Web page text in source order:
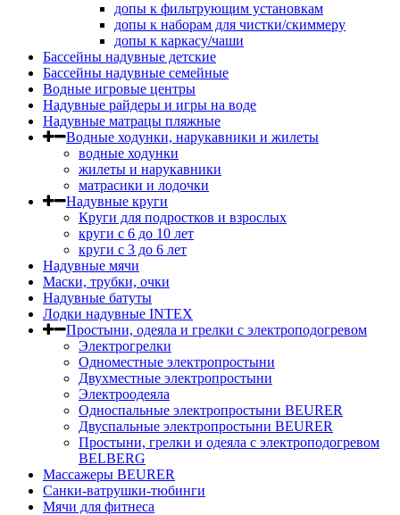
допы к фильтрующим установкам
допы к наборам для чистки/скиммеру
допы к каркасу/чаши
Бассейны надувные детские
Бассейны надувные семейные
Водные игровые центры
Надувные райдеры и игры на воде
Надувные матрацы пляжные
Водные ходунки, нарукавники и жилеты
водные ходунки
жилеты и нарукавники
матрасики и лодочки
Надувные круги
Круги для подростков и взрослых
круги с 6 до 10 лет
круги c 3 до 6 лет
Надувные мячи
Маски, трубки, очки
Надувные батуты
Лодки надувные INTEX
Простыни, одеяла и грелки с электроподогревом
Электрогрелки
Одноместные электропростыни
Двухместные электропростыни
Электроодеяла
Односпальные электропростыни BEURER
Двуспальные электропростыни BEURER
Простыни, грелки и одеяла с электроподогревом
BELBERG
Массажеры BEURER
Санки-ватрушки-тюбинги
Мячи для фитнеса